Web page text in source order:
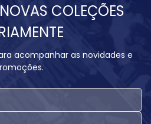
COLEÇÕES
acompanhar as novidades e